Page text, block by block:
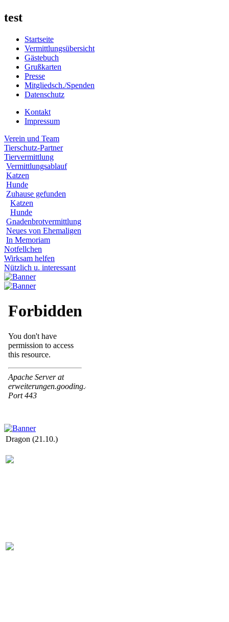
test
Startseite
Vermittlungsübersicht
Gästebuch
Grußkarten
Presse
Mitgliedsch./Spenden
Datenschutz
Kontakt
Impressum
Verein und Team
Tierschutz-Partner
Tiervermittlung
Vermittlungsablauf
Katzen
Hunde
Zuhause gefunden
Katzen
Hunde
Gnadenbrotvermittlung
Neues von Ehemaligen
In Memoriam
Notfellchen
Wirksam helfen
Nützlich u. interessant
Dragon (21.10.)